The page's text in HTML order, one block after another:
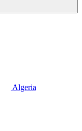
Algeria